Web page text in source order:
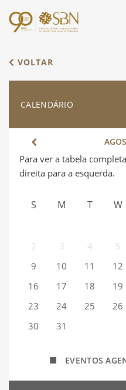
VOLTAR
CALENDÁRIO
S M T W
2
3 4 5
9
10 11 12
16
17 18 19
23
24 25 26
30
31
EVENTOS